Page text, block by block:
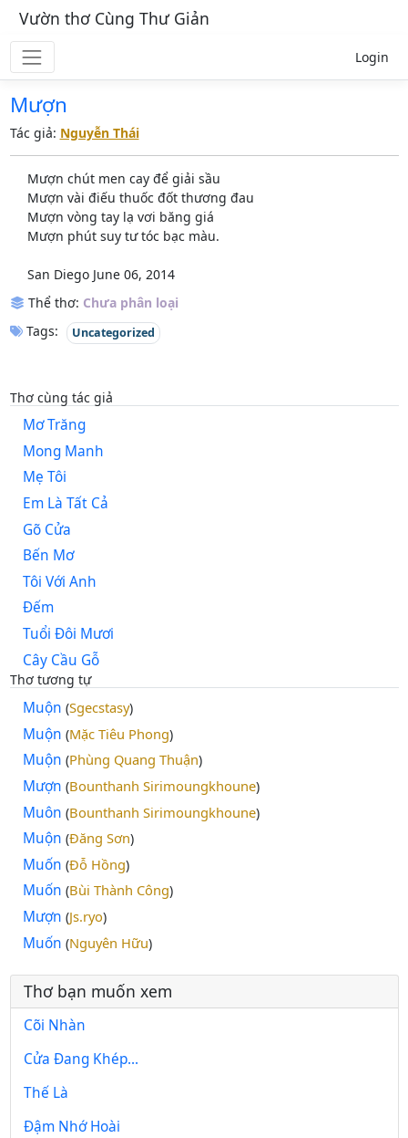
Vườn thơ Cùng Thư Giản
Login
Mượn
Tác giả: Nguyễn Thái
Mượn chút men cay để giải sầu
Mượn vài điếu thuốc đốt thương đau
Mượn vòng tay lạ vơi băng giá
Mượn phút suy tư tóc bạc màu.
San Diego June 06, 2014
Thể thơ: Chưa phân loại
Tags:
Uncategorized
Thơ cùng tác giả
Mơ Trăng
Mong Manh
Mẹ Tôi
Em Là Tất Cả
Gõ Cửa
Bến Mơ
Tôi Với Anh
Đếm
Tuổi Đôi Mươi
Cây Cầu Gỗ
Thơ tương tự
Muộn (Sgecstasy)
Muộn (Mặc Tiêu Phong)
Muộn (Phùng Quang Thuận)
Mượn (Bounthanh Sirimoungkhoune)
Muôn (Bounthanh Sirimoungkhoune)
Muộn (Đăng Sơn)
Muốn (Đỗ Hồng)
Muốn (Bùi Thành Công)
Mượn (Js.ryo)
Muốn (Nguyên Hữu)
Thơ bạn muốn xem
Cõi Nhàn
Cửa Đang Khép...
Thế Là
Đậm Nhớ Hoài